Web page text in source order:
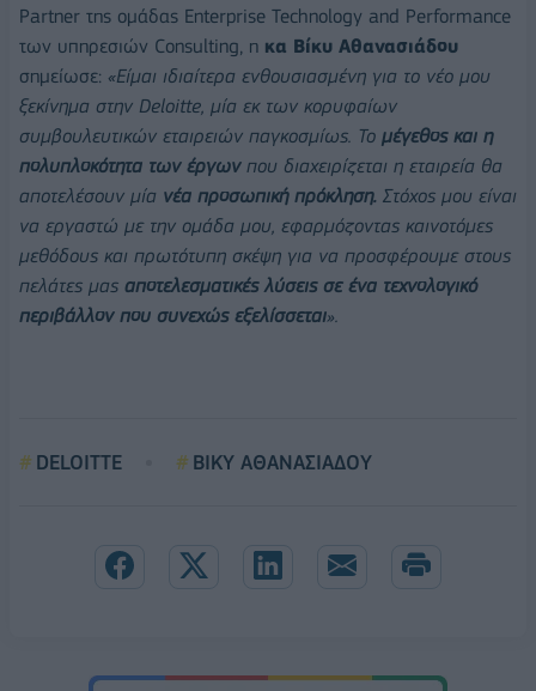
Partner της ομάδας Enterprise Technology and Performance
των υπηρεσιών Consulting, η κα Βίκυ Αθανασιάδου
σημείωσε: «Είμαι ιδιαίτερα ενθουσιασμένη για το νέο μου
ξεκίνημα στην Deloitte, μία εκ των κορυφαίων
συμβουλευτικών εταιρειών παγκοσμίως. Το μέγεθος και η
πολυπλοκότητα των έργωνπου διαχειρίζεται η εταιρεία θα
αποτελέσουν μία νέα προσωπική πρόκληση. Στόχος μου είναι
να εργαστώ με την ομάδα μου, εφαρμόζοντας καινοτόμες
μεθόδους και πρωτότυπη σκέψη για να προσφέρουμε στους
πελάτες μας αποτελεσματικές λύσεις σε ένα τεχνολογικό
περιβάλλον που συνεχώς εξελίσσεται».
DELOITTE ΒΙΚΥ ΑΘΑΝΑΣΙΑΔΟΥ